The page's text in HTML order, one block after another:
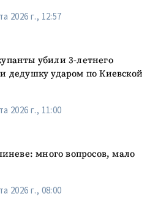
2026 г., 12:57
убили 3-летнего
дедушку ударом по Киевской
2026 г., 11:00
много вопросов, мало
2026 г., 08:00